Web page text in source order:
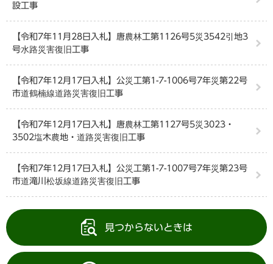
設工事
【令和7年11月28日入札】唐農林工第1126号5災3542引地3
号水路災害復旧工事
【令和7年12月17日入札】公災工第1-7-1006号7年災第22号
市道鶴楠線道路災害復旧工事
【令和7年12月17日入札】唐農林工第1127号5災3023・
3502塩木農地・道路災害復旧工事
【令和7年12月17日入札】公災工第1-7-1007号7年災第23号
市道滝川松坂線道路災害復旧工事
見つからないときは